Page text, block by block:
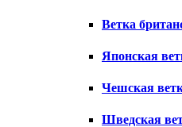
Ветка
Японская
Чешская
Шведская